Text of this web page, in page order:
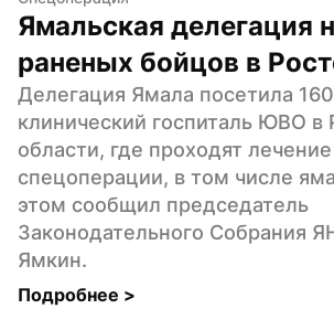
Ямальская делегация
раненых бойцов в
Делегация Ямала посетила
клинический госпиталь ЮВО в
области, где проходят
спецоперации, в том числе
этом сообщил председатель
Законодательного Собрания
Ямкин.
Подробнее >